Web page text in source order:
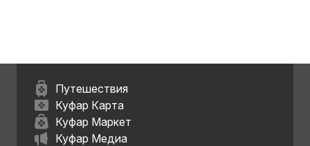
Путешествия
Куфар Карта
Куфар Маркет
Куфар Медиа